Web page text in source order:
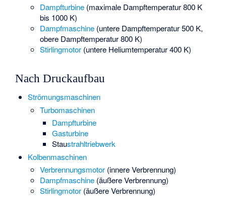
Dampfturbine (maximale Dampftemperatur 800 K
bis 1000 K)
Dampfmaschine (untere Dampftemperatur 500 K,
obere Dampftemperatur 800 K)
Stirlingmotor (untere Heliumtemperatur 400 K)
Nach Druckaufbau
Strömungsmaschinen
Turbomaschinen
Dampfturbine
Gasturbine
Staustrahltriebwerk
Kolbenmaschinen
Verbrennungsmotor (innere Verbrennung)
Dampfmaschine (äußere Verbrennung)
Stirlingmotor (äußere Verbrennung)